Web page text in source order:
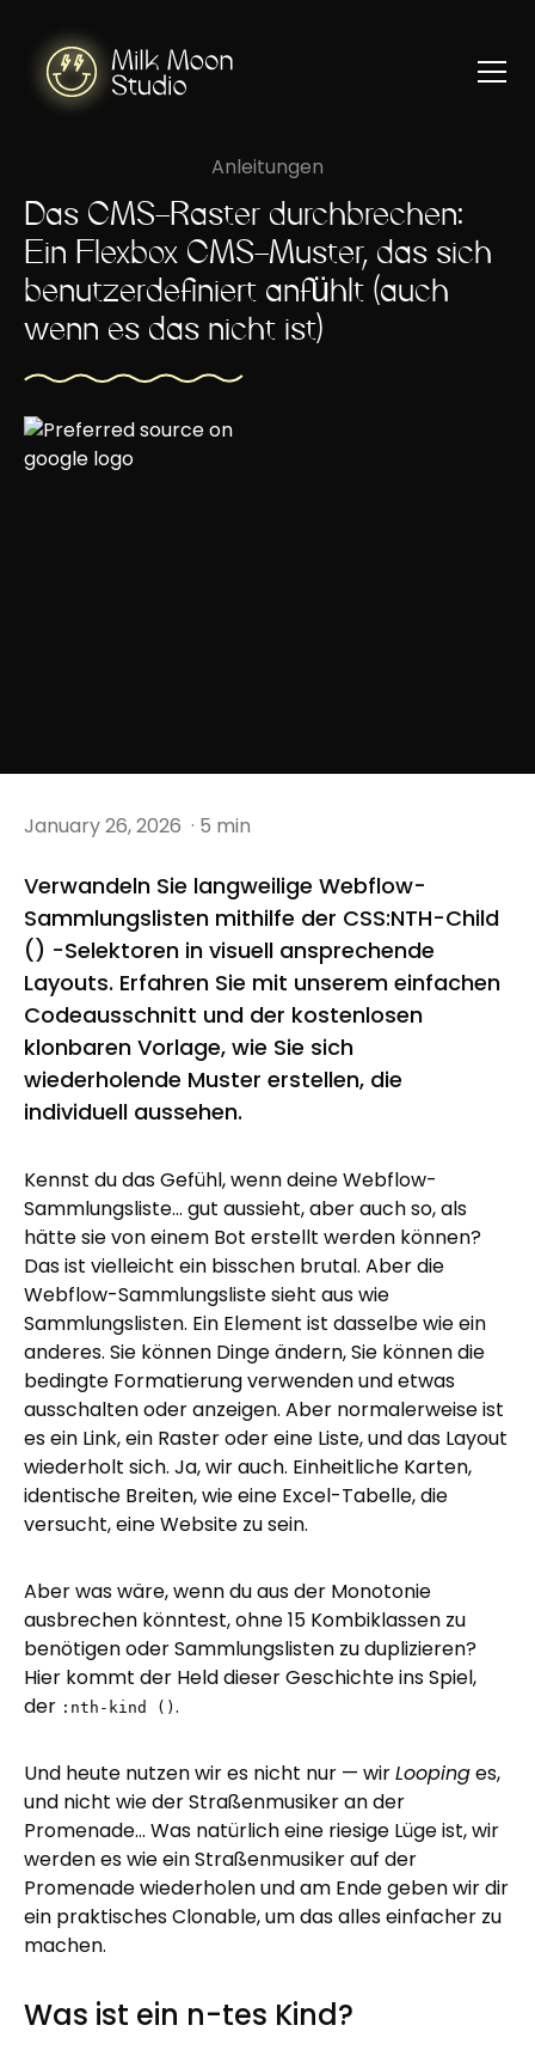
Anleitungen
Das CMS-Raster durchbrechen:
Ein Flexbox CMS-Muster, das sich
benutzerdefiniert anfühlt (auch
wenn es das nicht ist)
January 26, 2026 · 5 min
Verwandeln Sie langweilige Webflow-
Sammlungslisten mithilfe der CSS:NTH-Child
() -Selektoren in visuell ansprechende
Layouts. Erfahren Sie mit unserem einfachen
Codeausschnitt und der kostenlosen
klonbaren Vorlage, wie Sie sich
wiederholende Muster erstellen, die
individuell aussehen.
Kennst du das Gefühl, wenn deine Webflow-
Sammlungsliste... gut aussieht, aber auch so, als
hätte sie von einem Bot erstellt werden können?
Das ist vielleicht ein bisschen brutal. Aber die
Webflow-Sammlungsliste sieht aus wie
Sammlungslisten. Ein Element ist dasselbe wie ein
anderes. Sie können Dinge ändern, Sie können die
bedingte Formatierung verwenden und etwas
ausschalten oder anzeigen. Aber normalerweise ist
es ein Link, ein Raster oder eine Liste, und das Layout
wiederholt sich. Ja, wir auch. Einheitliche Karten,
identische Breiten, wie eine Excel-Tabelle, die
versucht, eine Website zu sein.
Aber was wäre, wenn du aus der Monotonie
ausbrechen könntest, ohne 15 Kombiklassen zu
benötigen oder Sammlungslisten zu duplizieren?
Hier kommt der Held dieser Geschichte ins Spiel,
der :nth-kind () .
Und heute nutzen wir es nicht nur — wirLoopinges,
und nicht wie der Straßenmusiker an der
Promenade... Was natürlich eine riesige Lüge ist, wir
werden es wie ein Straßenmusiker auf der
Promenade wiederholen und am Ende geben wir dir
ein praktisches Clonable, um das alles einfacher zu
machen.
Was ist ein n-tes Kind?